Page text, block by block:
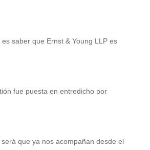
saber que Ernst & Young LLP es
fue puesta en entredicho por
que ya nos acompañan desde el